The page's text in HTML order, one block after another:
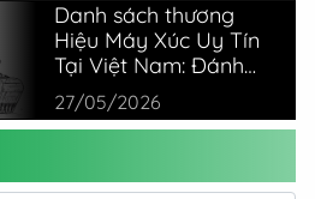
Danh sách thương
Hiệu Máy Xúc Uy Tín
Tại Việt Nam: Đánh
Giá Thực Tế Từ
Chuyên Gia
27/05/2026